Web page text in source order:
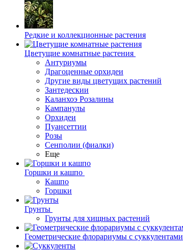
Редкие и коллекционные растения
Цветущие комнатные растения
Антуриумы
Драгоценные орхидеи
Другие виды цветущих растений
Зантедескии
Каланхоэ Розалины
Кампанулы
Орхидеи
Пуансеттии
Розы
Сенполии (фиалки)
Еще
Горшки и кашпо
Кашпо
Горшки
Грунты
Грунты для хищных растений
Геометрические флорариумы с суккулентами